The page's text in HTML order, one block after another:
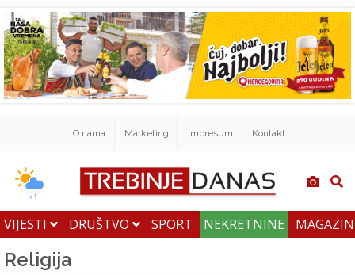
O nama Marketing Impresum Kontakt
VIJESTI DRUŠTVO SPORT NEKRETNINE
Religija